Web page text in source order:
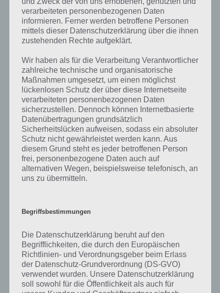
Bühne – Lichtstrahl
Steinwand – Abfluss. –
Wasse
Lichtquelle
rote und schwarze
Kornfeld – Weg
Füße – Laufsteg –
Model – rot-
schwarze Schuhe
Moskau – Palast Modezar
Möbel in Haus Zuckerstücke
Möbelstück
Frau – Schmerzen
am Rücken
Haltegurt
Schlüssel Kind im roten Pullover
Paartanz
Hängematte –
Strabd – Palma
Twitter
Holzbretter
Frau im Pelzmantel
Regenmantel
Orangene Blumen
Mann im weißen T-Shirt
und Jeans – Hände in
Hostentaschen
Ringelshirt
Wasserwellen Bauarbeiter – Schallschutz
verarbeiteten personenbezogenen Daten
informieren. Ferner werden betroffene Personen
mittels dieser Datenschutzerklärung über die ihnen
zustehenden Rechte aufgeklärt.
Wir haben als für die Verarbeitung Verantwortlicher
zahlreiche technische und organisatorische
Maßnahmen umgesetzt, um einen möglichst
lückenlosen Schutz der über diese Internetseite
verarbeiteten personenbezogenen Daten
sicherzustellen. Dennoch können Internetbasierte
Datenübertragungen grundsätzlich
Sicherheitslücken aufweisen, sodass ein absoluter
Schutz nicht gewährleistet werden kann. Aus
diesem Grund steht es jeder betroffenen Person
frei, personenbezogene Daten auch auf
alternativen Wegen, beispielsweise telefonisch, an
uns zu übermitteln.
Begriffsbestimmungen
Die Datenschutzerklärung beruht auf den
Begrifflichkeiten, die durch den Europäischen
Richtlinien- und Verordnungsgeber beim Erlass
der Datenschutz-Grundverordnung (DS-GVO)
verwendet wurden. Unsere Datenschutzerklärung
soll sowohl für die Öffentlichkeit als auch für